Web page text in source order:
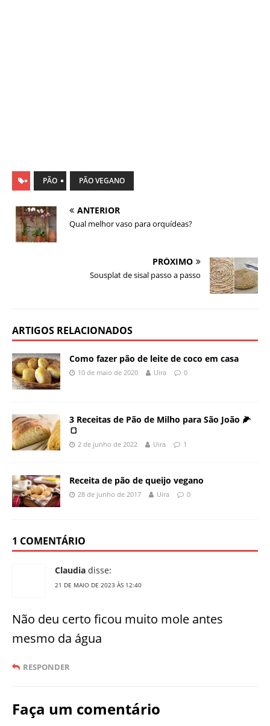
PÃO PÃO VEGANO
ANTERIOR
Qual melhor vaso para orquídeas?
PRÓXIMO
Sousplat de sisal passo a passo
ARTIGOS RELACIONADOS
Como fazer pão de leite de coco em casa
10 de maio de 2020 Uira 0
3 Receitas de Pão de Milho para São João 🌽
🍞
2 de junho de 2022 Uira 1
Receita de pão de queijo vegano
28 de junho de 2017 Uira 0
1 COMENTÁRIO
Claudia disse:
21 DE MAIO DE 2023 ÀS 12:40
Não deu certo ficou muito mole antes
mesmo da água
RESPONDER
Faça um comentário